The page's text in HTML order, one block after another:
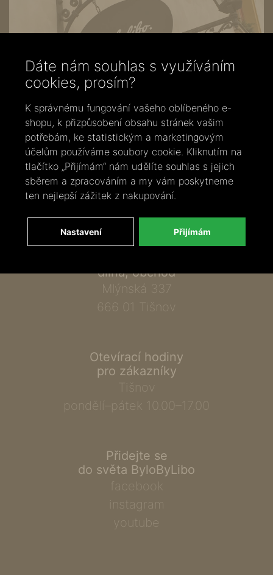
Zavolejte nám
+420 737 886 915
Napište nám
dílna, obchod
Mlýnská 337
666 01 Tišnov
Otevírací hodiny
pro zákazníky
Tišnov
pondělí–pátek 10.00–17.00
Přidejte se
do světa ByloByLibo
facebook
instagram
youtube
Dáte nám souhlas s využíváním
cookies, prosím?
K správnému fungování vašeho oblíbeného e-
shopu, k přizpůsobení obsahu stránek vašim
potřebám, ke statistickým a marketingovým
účelům používáme soubory cookie. Kliknutím na
tlačítko „Přijímám“ nám udělíte souhlas s jejich
sběrem a zpracováním a my vám poskytneme
ten nejlepší zážitek z nakupování.
Nastavení Přijímám